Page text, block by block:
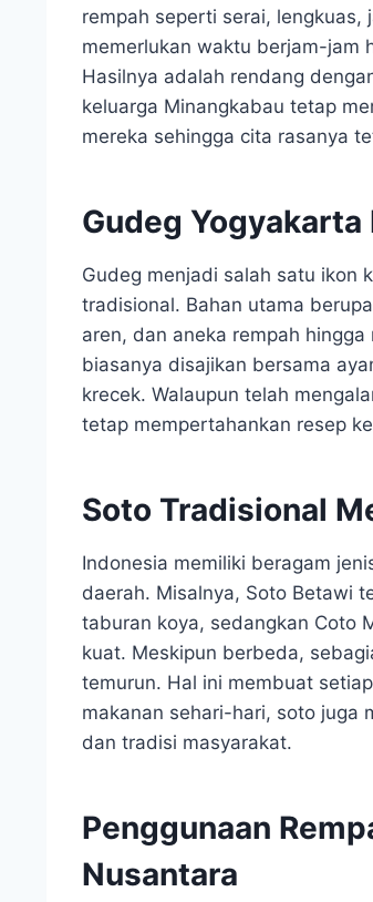
rempah seperti serai, lengkuas,
memerlukan waktu berjam-jam
Hasilnya adalah rendang
keluarga Minangkabau tetap
mereka sehingga cita rasanya
Gudeg
Gudeg menjadi salah satu ikon
tradisional. Bahan utama
aren, dan aneka rempah
biasanya disajikan bersama
krecek. Walaupun telah
tetap mempertahankan resep
Soto Tradisional
Indonesia memiliki beragam
daerah. Misalnya, Soto Betawi
taburan koya, sedangkan Coto
kuat. Meskipun berbeda,
temurun. Hal ini membuat
makanan sehari-hari, soto juga
dan tradisi masyarakat.
Penggunaan
Nusantara